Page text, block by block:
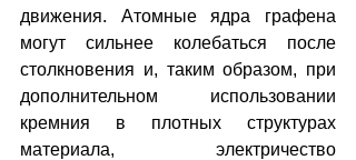
движения. Атомные ядра графена
могут сильнее колебаться после
столкновения и, таким образом, при
дополнительном использовании
кремния в плотных структурах
материала, электричество